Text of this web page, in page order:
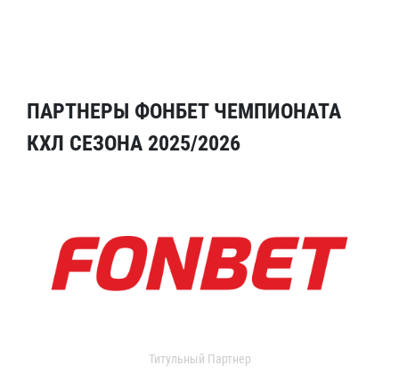
ПАРТНЕРЫ ФОНБЕТ ЧЕМПИОНАТА
КХЛ СЕЗОНА 2025/2026
Титульный Партнер